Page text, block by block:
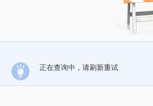
正在查询中，请刷新重试